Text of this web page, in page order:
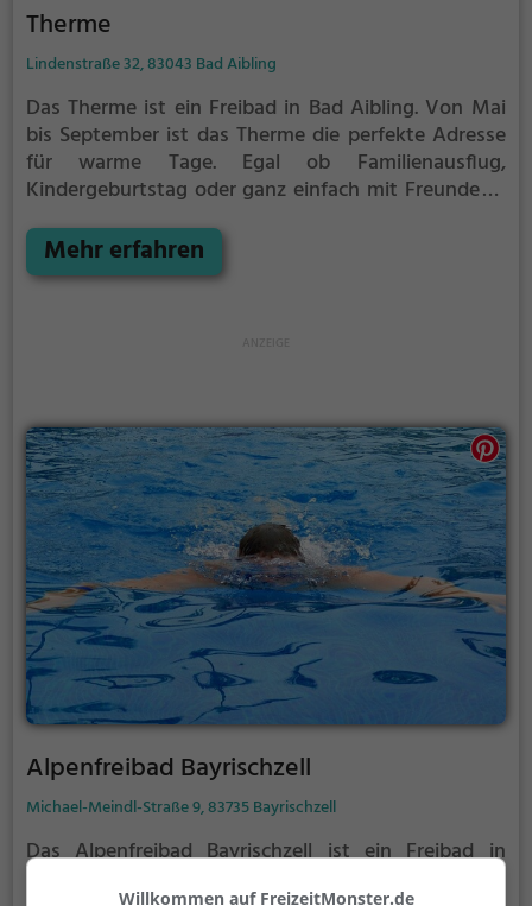
Therme
Lindenstraße 32, 83043 Bad Aibling
Das Therme ist ein Freibad in Bad Aibling. Von Mai
bis September ist das Therme die perfekte Adresse
für warme Tage. Egal ob Familienausflug,
Kindergeburtstag oder ganz einfach mit Freunden -
Wetter kann die Freibadsaison im Therme auch
verlängert werden. Informationen hierzu findest du
Mehr erfahren
Alpenfreibad Bayrischzell
Michael-Meindl-Straße 9, 83735 Bayrischzell
Das Alpenfreibad Bayrischzell ist ein Freibad in
Willkommen auf FreizeitMonster.de